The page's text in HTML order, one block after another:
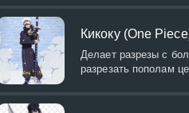
Кикоку (One
Делает разрезы с
разрезать пополам